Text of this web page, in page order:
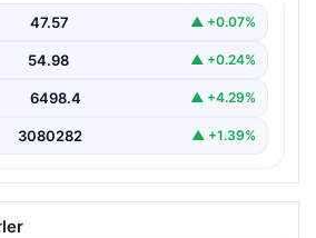
47.57 ▲ +0.07%
54.98 ▲ +0.24%
6498.4 ▲ +4.29%
3080282 ▲ +1.39%